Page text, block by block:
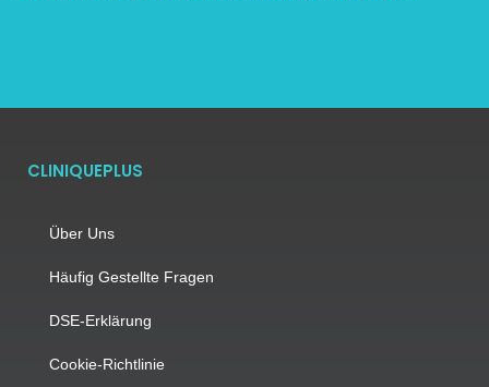
CLINIQUEPLUS
Über Uns
Häufig Gestellte Fragen
DSE-Erklärung
Cookie-Richtlinie